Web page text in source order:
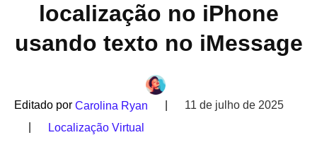
localização no iPhone
usando texto no iMessage
Editado por Carolina Ryan
11 de julho de 2025
Localização Virtual